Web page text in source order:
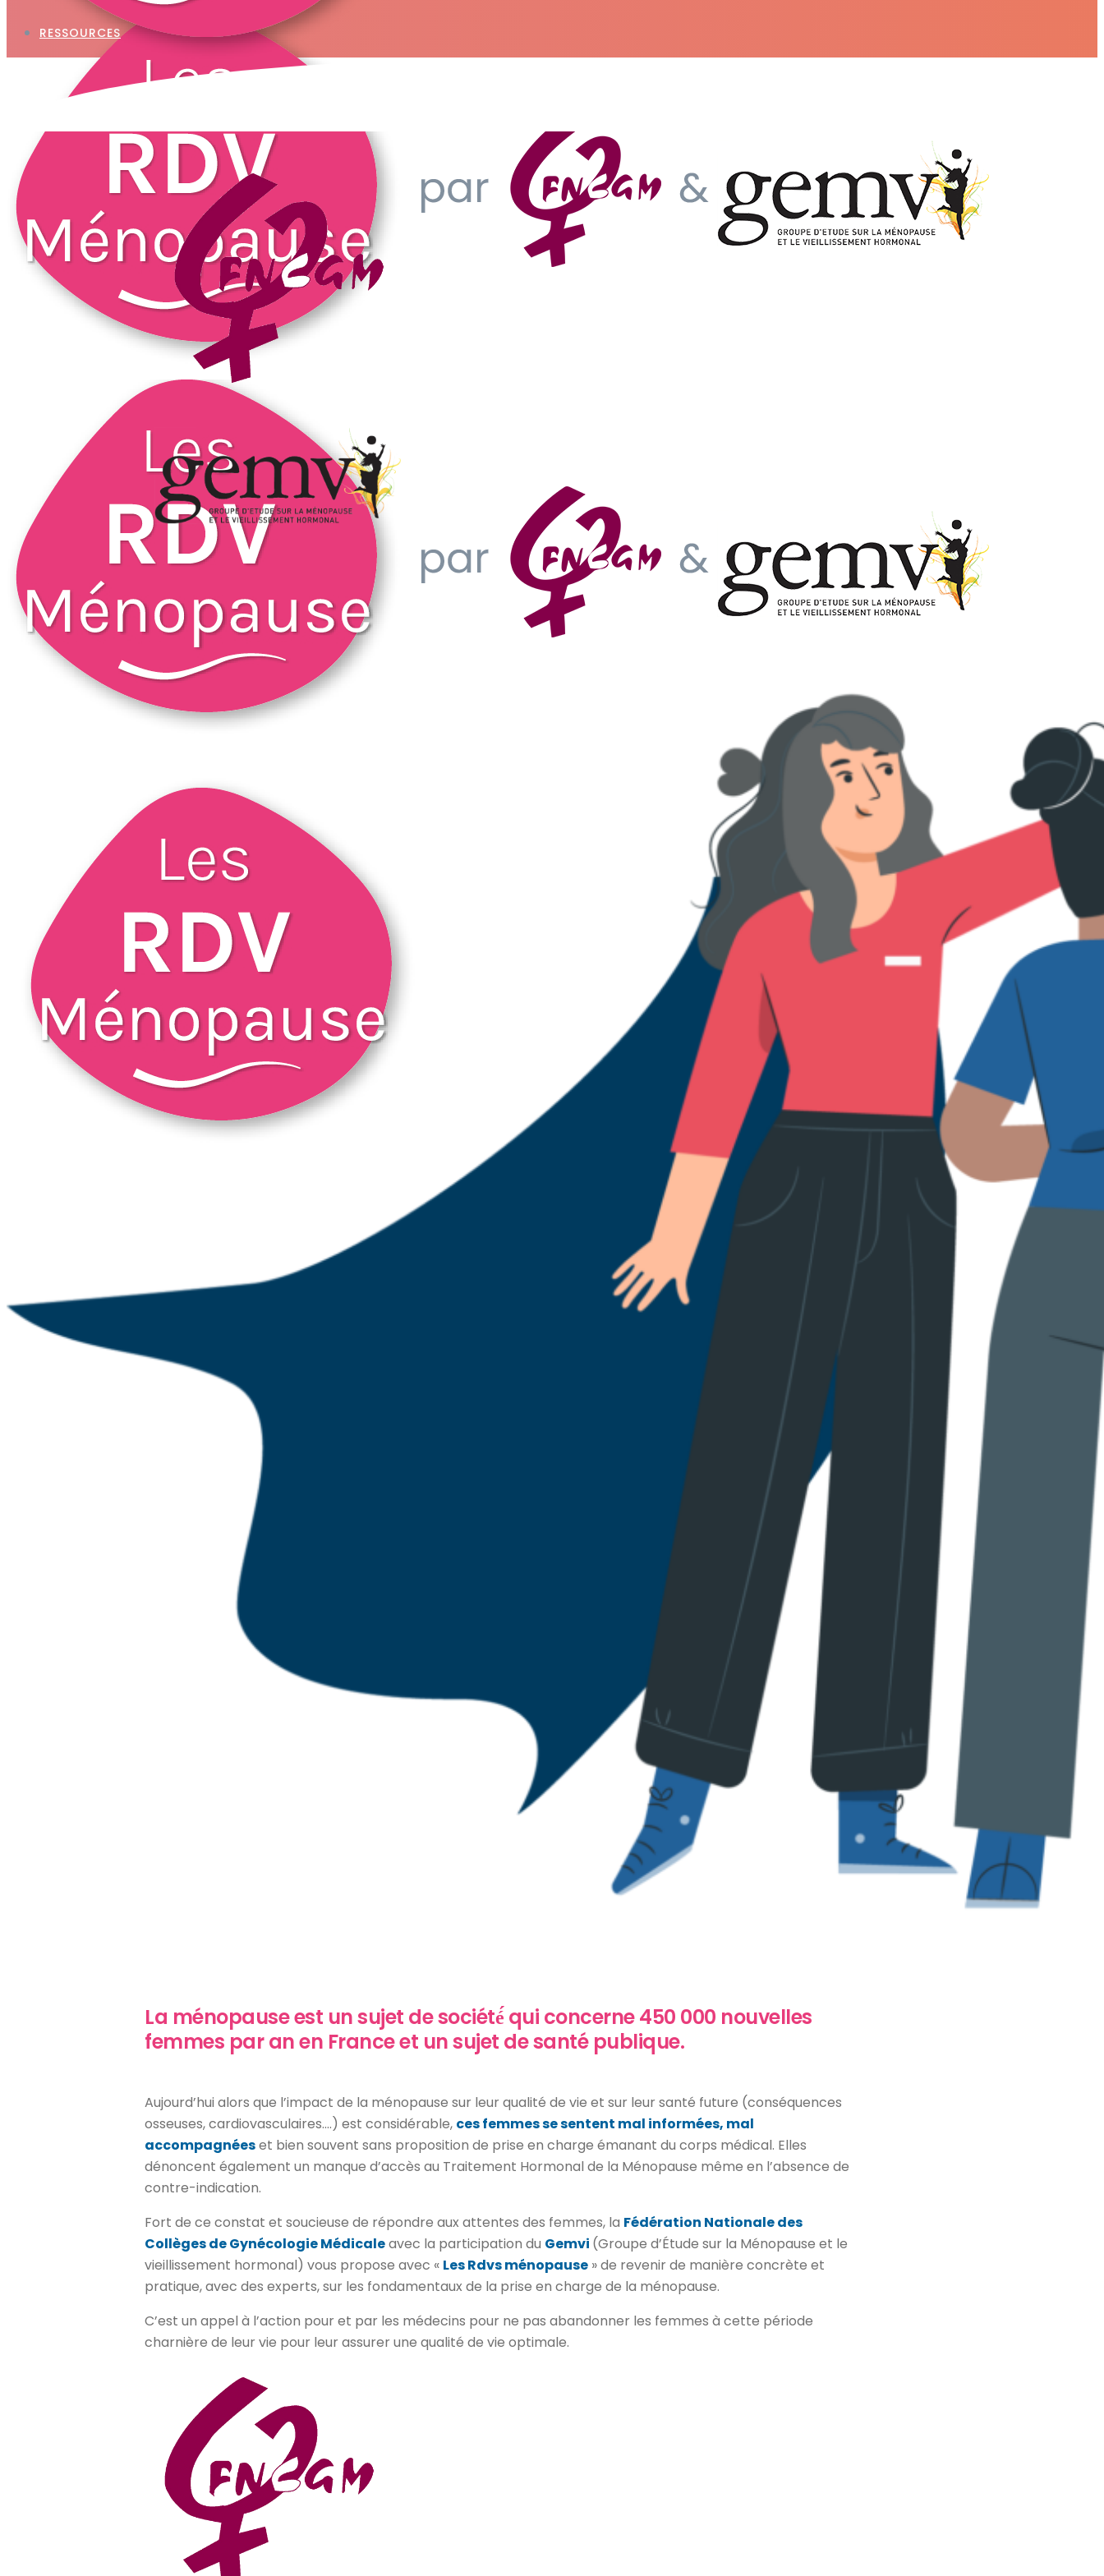
RESSOURCES
La ménopause est un sujet de société́ qui concerne 450 000 nouvelles
femmes par an en France et un sujet de santé publique.
Aujourd’hui alors que l’impact de la ménopause sur leur qualité de vie et sur leur santé future (conséquences
osseuses, cardiovasculaires….) est considérable, ces femmes se sentent mal informées, mal
accompagnéeset bien souvent sans proposition de prise en charge émanant du corps médical. Elles
dénoncent également un manque d’accès au Traitement Hormonal de la Ménopause même en l’absence de
contre-indication.
Fort de ce constat et soucieuse de répondre aux attentes des femmes, la Fédération Nationale des
Collèges de Gynécologie Médicaleavec la participation du Gemvi (Groupe d’Étude sur la Ménopause et le
vieillissement hormonal) vous propose avec « Les Rdvs ménopause » de revenir de manière concrète et
pratique, avec des experts, sur les fondamentaux de la prise en charge de la ménopause.
C’est un appel à l’action pour et par les médecins pour ne pas abandonner les femmes à cette période
charnière de leur vie pour leur assurer une qualité de vie optimale.